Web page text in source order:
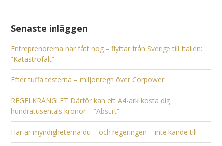
Senaste inläggen
Entreprenörerna har fått nog – flyttar från Sverige till Italien:
”Katastrofalt”
Efter tuffa testerna – miljonregn över Corpower
REGELKRÅNGLET Därför kan ett A4-ark kosta dig
hundratusentals kronor – ”Absurt”
Här är myndigheterna du – och regeringen – inte kände till